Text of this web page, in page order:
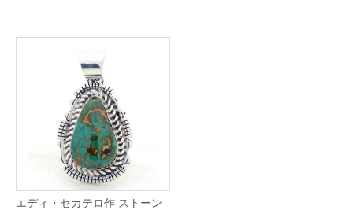
エディ・セカテロ作 ストーン